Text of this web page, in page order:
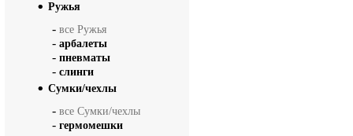
Ружья
- все Ружья
- арбалеты
- пневматы
- слинги
Сумки/чехлы
- все Сумки/чехлы
- гермомешки